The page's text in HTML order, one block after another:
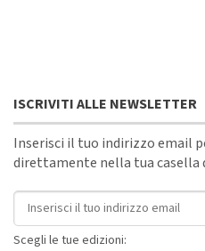
ISCRIVITI ALLE NEWSLETTER
Inserisci il tuo indirizzo email
direttamente nella tua casella
Indirizzo email
Scegli le tue edizioni: